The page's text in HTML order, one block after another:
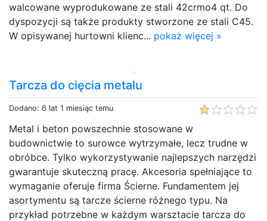
walcowane wyprodukowane ze stali 42crmo4 qt. Do
dyspozycji są także produkty stworzone ze stali C45.
W opisywanej hurtowni klienc... pokaż więcej »
Tarcza do cięcia metalu
Dodano: 6 lat 1 miesiąc temu
Metal i beton powszechnie stosowane w
budownictwie to surowce wytrzymałe, lecz trudne w
obróbce. Tylko wykorzystywanie najlepszych narzędzi
gwarantuje skuteczną pracę. Akcesoria spełniające to
wymaganie oferuje firma Ścierne. Fundamentem jej
asortymentu są tarcze ścierne różnego typu. Na
przykład potrzebne w każdym warsztacie tarcza do